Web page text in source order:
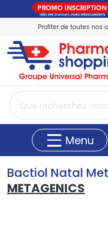
Profiter de toutes nos
Menu
Bactiol Natal
METAGENICS